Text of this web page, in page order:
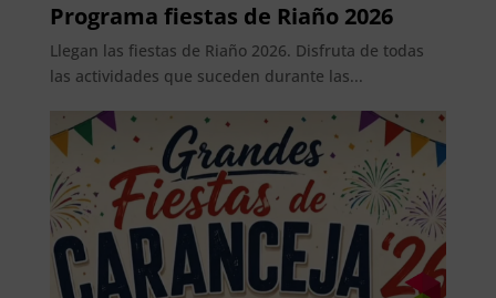
Programa fiestas de Riaño 2026
Llegan las fiestas de Riaño 2026. Disfruta de todas
las actividades que suceden durante las...